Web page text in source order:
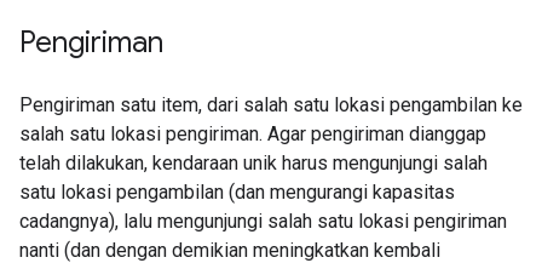
Pengiriman
Pengiriman satu item, dari salah satu lokasi pengambilan ke
salah satu lokasi pengiriman. Agar pengiriman dianggap
telah dilakukan, kendaraan unik harus mengunjungi salah
satu lokasi pengambilan (dan mengurangi kapasitas
cadangnya), lalu mengunjungi salah satu lokasi pengiriman
nanti (dan dengan demikian meningkatkan kembali